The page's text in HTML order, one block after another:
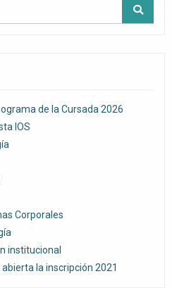
de la Cursada 2026
IOS
Corporales
institucional
la inscripción 2021